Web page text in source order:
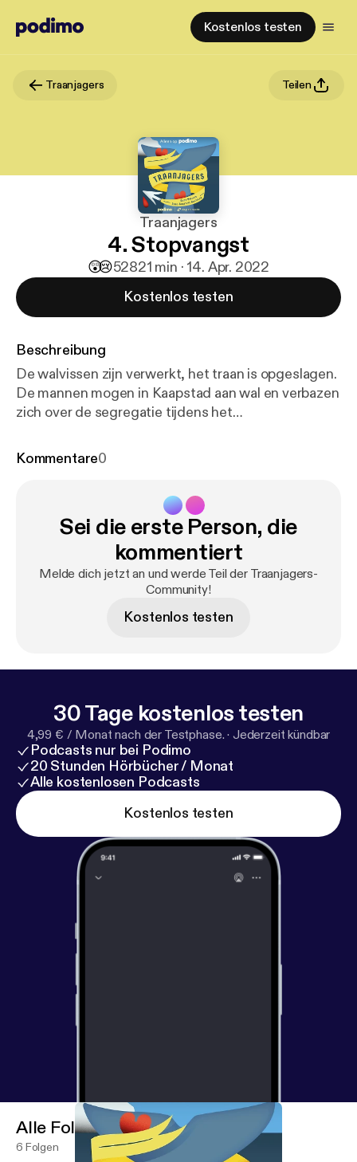
Kostenlos testen
Traanjagers Teilen
Traanjagers
4. Stopvangst
😲😢52821 min · 14. Apr. 2022
Kostenlos testen
Beschreibung
De walvissen zijn verwerkt, het traan is opgeslagen.
De mannen mogen in Kaapstad aan wal en verbazen
zich over de segregatie tijdens het
over zijn Zuid-Afrikaanse collega’s die hem zelfs
Kommentare0
Sei die erste Person, die
kommentiert
Melde dich jetzt an und werde Teil der Traanjagers-
Community!
Kostenlos testen
30 Tage kostenlos testen
4,99 € / Monat nach der Testphase. · Jederzeit kündbar
Podcasts nur bei Podimo
20 Stunden Hörbücher / Monat
Alle kostenlosen Podcasts
Kostenlos testen
Alle Folgen
6 Folgen